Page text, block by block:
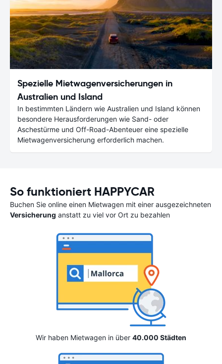
Spezielle Mietwagenversicherungen in
Australien und Island
In bestimmten Ländern wie Australien und Island können
besondere Herausforderungen wie Sand- oder
Aschestürme und Off-Road-Abenteuer eine spezielle
Mietwagenversicherung erforderlich machen.
So funktioniert HAPPYCAR
Buchen Sie online einen Mietwagen mit einer ausgezeichneten
Versicherung anstatt zu viel vor Ort zu bezahlen
Wir haben Mietwagen in über 40.000 Städten